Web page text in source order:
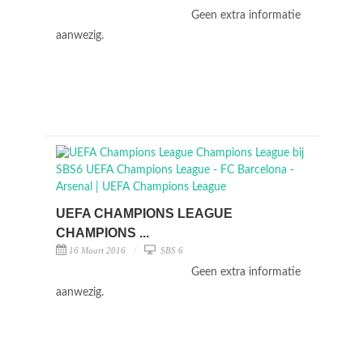
Geen extra informatie
aanwezig.
UEFA CHAMPIONS LEAGUE
CHAMPIONS ...
16 Maart 2016 SBS 6
Geen extra informatie
aanwezig.